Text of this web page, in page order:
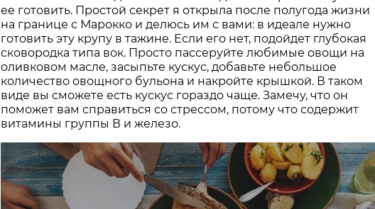
ее готовить. Простой секрет я открыла после полугода жизни
на границе с Марокко и делюсь им с вами: в идеале нужно
готовить эту крупу в тажине. Если его нет, подойдет глубокая
сковородка типа вок. Просто пассеруйте любимые овощи на
оливковом масле, засыпьте кускус, добавьте небольшое
количество овощного бульона и накройте крышкой. В таком
виде вы сможете есть кускус гораздо чаще. Замечу, что он
поможет вам справиться со стрессом, потому что содержит
витамины группы В и железо.